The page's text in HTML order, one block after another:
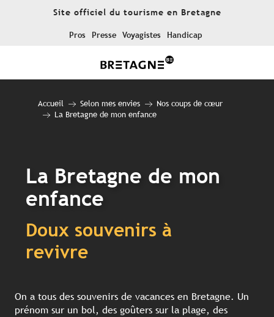
Site officiel du tourisme en Bretagne
Pros Presse Voyagistes Handicap
Accueil Selon mes envies
Nos coups de cœur
La Bretagne de mon enfance
La Bretagne de mon
enfance
Doux souvenirs à
revivre
On a tous des souvenirs de vacances en Bretagne. Un
prénom sur un bol, des goûters sur la plage, des